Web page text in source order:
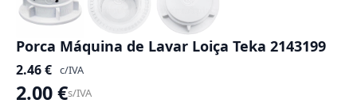
Porca Máquina de Lavar Loiça Teka 2143199
2.46€ c/IVA
2.00€s/IVA